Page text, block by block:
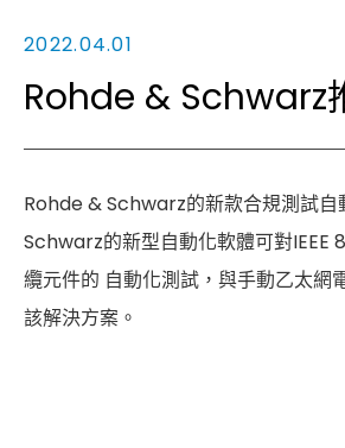
2022.04.01
Rohde & Schwarz
Rohde & Schwarz的新款合規測試自
Schwarz的新型自動化軟體可對IEEE
纜元件的 自動化測試，與手動乙太
該解決方案。